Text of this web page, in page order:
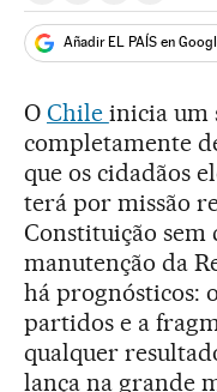
Añadir EL PAÍS en
O Chile inicia um
completamente
que os cidadãos
terá por missão
Constituição sem
manutenção da
há prognósticos:
partidos e a
qualquer
lança na grande